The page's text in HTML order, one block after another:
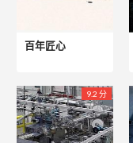
百年匠心
9.2 分